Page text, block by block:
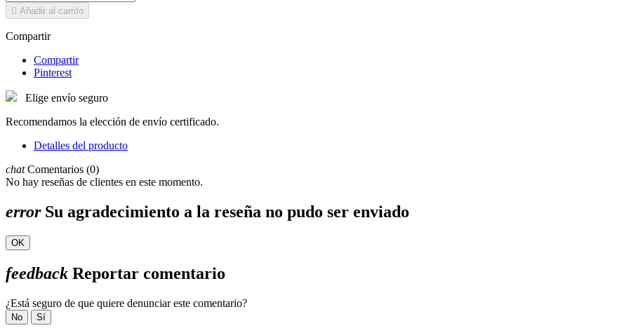
 Añadir al carrito
Compartir
Compartir
Pinterest
Elige envío seguro
Recomendamos la elección de envío certificado.
Detalles del producto
chatComentarios (0)
No hay reseñas de clientes en este momento.
errorSu agradecimiento a la reseña no pudo ser enviado
OK
feedback Reportar comentario
¿Está seguro de que quiere denunciar este comentario?
No Sí